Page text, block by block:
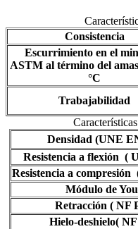
Consistencia
Escurrimiento en el
ASTM al término del
°C
Trabajabilidad
Densidad (UNE
Resistencia a flexión (
Resistencia a
Módulo de
Retracción ( NF
Hielo-deshielo(